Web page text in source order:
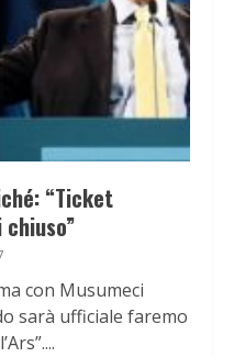
“Ticket
con Musumeci
sarà ufficiale faremo